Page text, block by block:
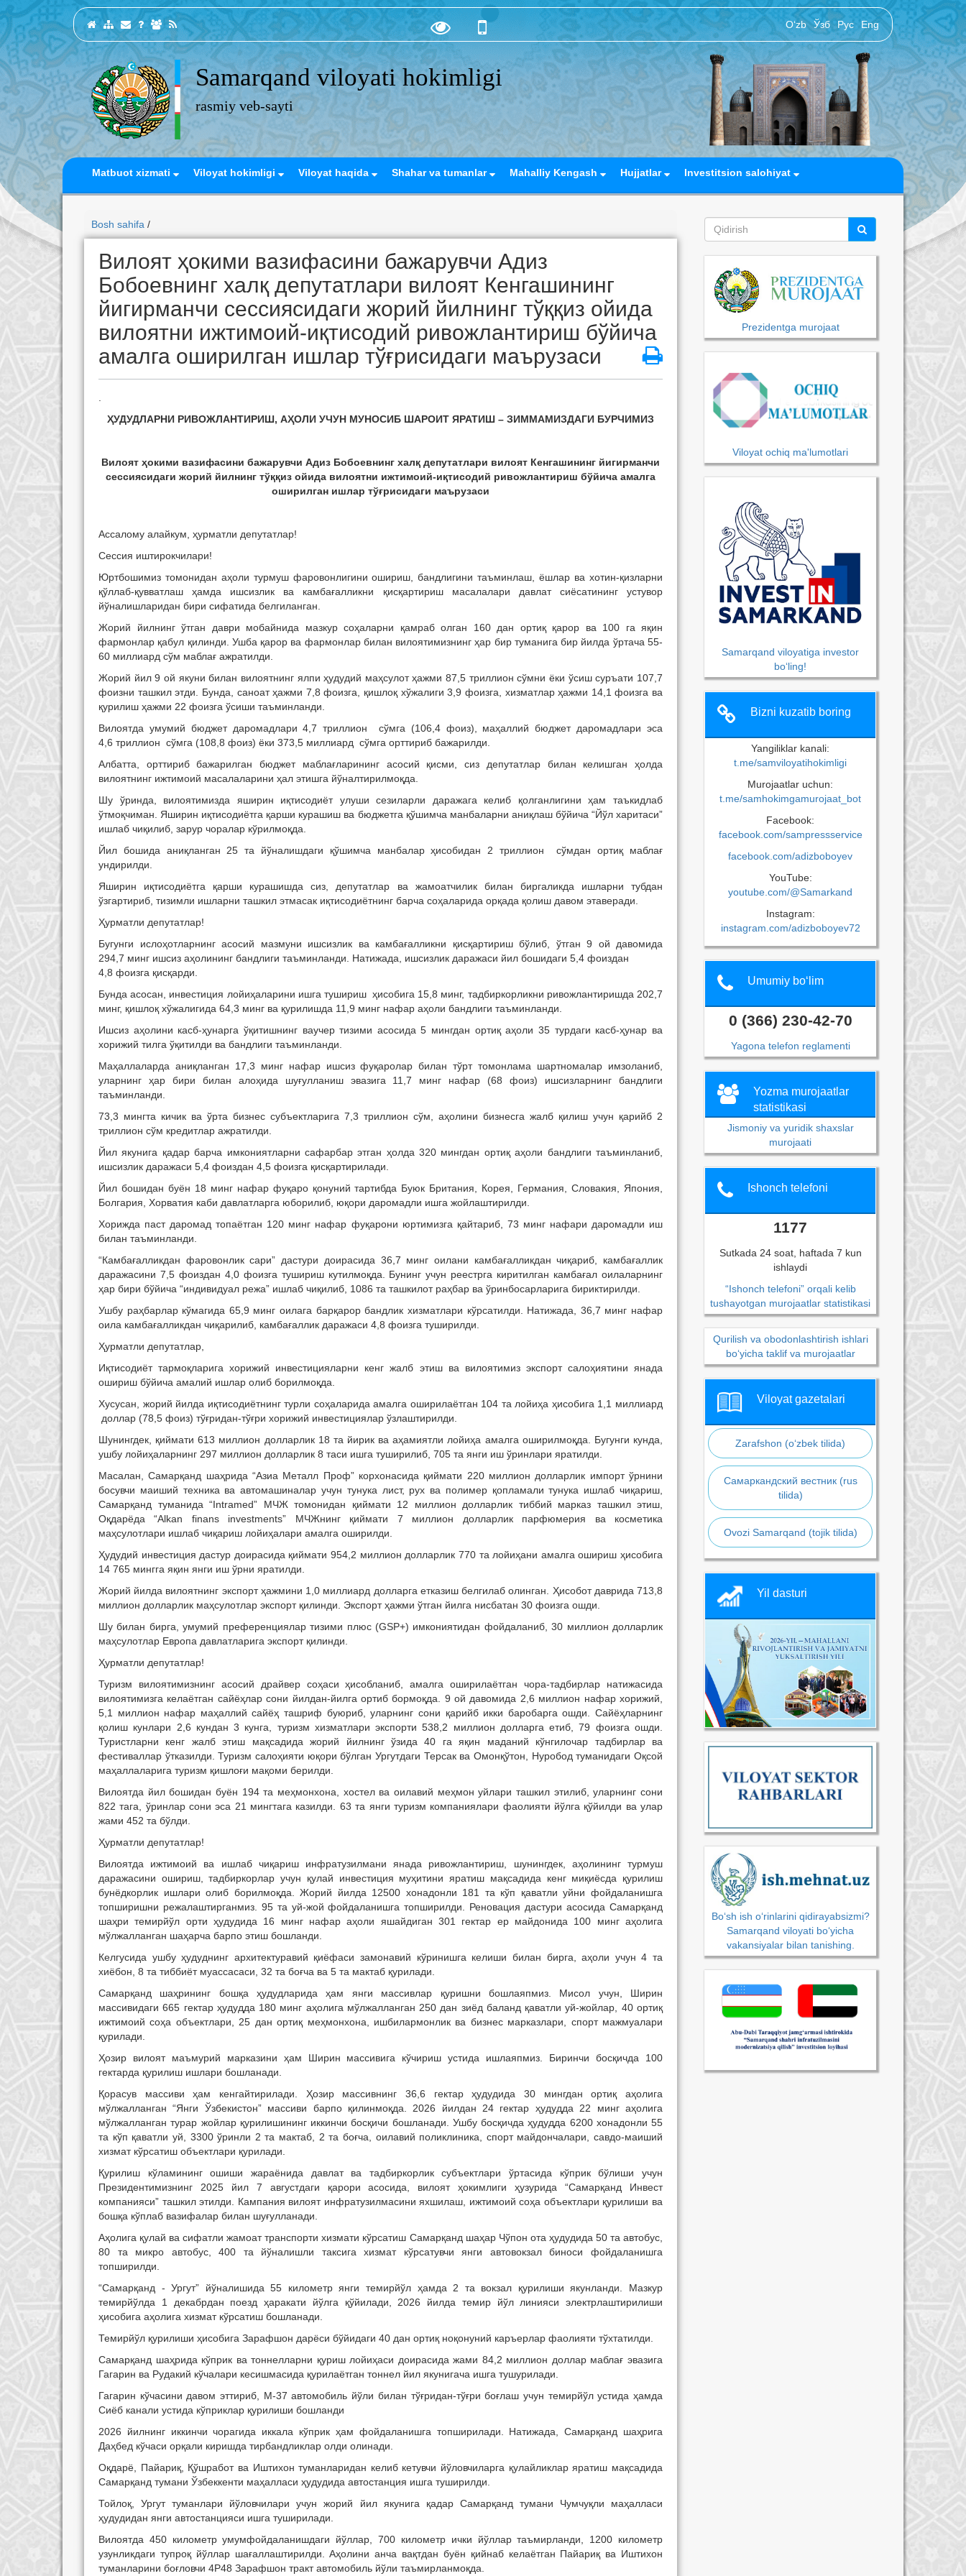
O‘zb Ўзб Рус Eng
Samarqand viloyati hokimligi
rasmiy veb-sayti
Matbuot xizmati Viloyat hokimligi Viloyat haqida Shahar va tumanlar Mahalliy Kengash Hujjatlar Investitsion salohiyat
Bosh sahifa /
Вилоят ҳокими вазифасини бажарувчи Адиз
Бобоевнинг халқ депутатлари вилоят Кенгашининг
йигирманчи сессиясидаги жорий йилнинг тўққиз ойида
вилоятни ижтимоий-иқтисодий ривожлантириш бўйича
амалга оширилган ишлар тўғрисидаги маърузаси
ҲУДУДЛАРНИ РИВОЖЛАНТИРИШ, АҲОЛИ УЧУН МУНОСИБ ШАРОИТ ЯРАТИШ – ЗИММАМИЗДАГИ БУРЧИМИЗ
Вилоят ҳокими вазифасини бажарувчи Адиз Бобоевнинг халқ депутатлари вилоят Кенгашининг йигирманчи
сессиясидаги жорий йилнинг тўққиз ойида вилоятни ижтимоий-иқтисодий ривожлантириш бўйича амалга
оширилган ишлар тўғрисидаги маърузаси
Ассалому алайкум, ҳурматли депутатлар!
Сессия иштирокчилари!
Юртбошимиз томонидан аҳоли турмуш фаровонлигини ошириш, бандлигини таъминлаш, ёшлар ва хотин-қизларни
қўллаб-қувватлаш ҳамда ишсизлик ва камбағалликни қисқартириш масалалари давлат сиёсатининг устувор
йўналишларидан бири сифатида белгиланган.
Жорий йилнинг ўтган даври мобайнида мазкур соҳаларни қамраб олган 160 дан ортиқ қарор ва 100 га яқин
фармонлар қабул қилинди. Ушба қарор ва фармонлар билан вилоятимизнинг ҳар бир туманига бир йилда ўртача 55-
60 миллиард сўм маблағ ажратилди.
Жорий йил 9 ой якуни билан вилоятнинг ялпи ҳудудий маҳсулот ҳажми 87,5 триллион сўмни ёки ўсиш суръати 107,7
фоизни ташкил этди. Бунда, саноат ҳажми 7,8 фоизга, қишлоқ хўжалиги 3,9 фоизга, хизматлар ҳажми 14,1 фоизга ва
қурилиш ҳажми 22 фоизга ўсиши таъминланди.
Вилоятда умумий бюджет даромадлари 4,7 триллион сўмга (106,4 фоиз), маҳаллий бюджет даромадлари эса
4,6 триллион сўмга (108,8 фоиз) ёки 373,5 миллиард сўмга орттириб бажарилди.
Албатта, орттириб бажарилган бюджет маблағларининг асосий қисми, сиз депутатлар билан келишган ҳолда
вилоятнинг ижтимоий масалаларини ҳал этишга йўналтирилмоқда.
Шу ўринда, вилоятимизда яширин иқтисодиёт улуши сезиларли даражага келиб қолганлигини ҳам таъкидлаб
ўтмоқчиман. Яширин иқтисодиётга қарши курашиш ва бюджетга қўшимча манбаларни аниқлаш бўйича “Йўл харитаси”
ишлаб чиқилиб, зарур чоралар кўрилмоқда.
Йил бошида аниқланган 25 та йўналишдаги қўшимча манбалар ҳисобидан 2 триллион сўмдан ортиқ маблағ
ундирилди.
Яширин иқтисодиётга қарши курашишда сиз, депутатлар ва жамоатчилик билан биргаликда ишларни тубдан
ўзгартириб, тизимли ишларни ташкил этмасак иқтисодиётнинг барча соҳаларида орқада қолиш давом этаверади.
Ҳурматли депутатлар!
Бугунги ислоҳотларнинг асосий мазмуни ишсизлик ва камбағалликни қисқартириш бўлиб, ўтган 9 ой давомида
294,7 минг ишсиз аҳолининг бандлиги таъминланди. Натижада, ишсизлик даражаси йил бошидаги 5,4 фоиздан
4,8 фоизга қисқарди.
Бунда асосан, инвестиция лойиҳаларини ишга тушириш ҳисобига 15,8 минг, тадбиркорликни ривожлантиришда 202,7
минг, қишлоқ хўжалигида 64,3 минг ва қурилишда 11,9 минг нафар аҳоли бандлиги таъминланди.
Ишсиз аҳолини касб-ҳунарга ўқитишнинг ваучер тизими асосида 5 мингдан ортиқ аҳоли 35 турдаги касб-ҳунар ва
хорижий тилга ўқитилди ва бандлиги таъминланди.
Маҳаллаларда аниқланган 17,3 минг нафар ишсиз фуқаролар билан тўрт томонлама шартномалар имзоланиб,
уларнинг ҳар бири билан алоҳида шуғулланиш эвазига 11,7 минг нафар (68 фоиз) ишсизларнинг бандлиги
таъминланди.
73,3 мингта кичик ва ўрта бизнес субъектларига 7,3 триллион сўм, аҳолини бизнесга жалб қилиш учун қарийб 2
триллион сўм кредитлар ажратилди.
Йил якунига қадар барча имкониятларни сафарбар этган ҳолда 320 мингдан ортиқ аҳоли бандлиги таъминланиб,
ишсизлик даражаси 5,4 фоиздан 4,5 фоизга қисқартирилади.
Йил бошидан буён 18 минг нафар фуқаро қонуний тартибда Буюк Британия, Корея, Германия, Словакия, Япония,
Болгария, Хорватия каби давлатларга юборилиб, юқори даромадли ишга жойлаштирилди.
Хорижда паст даромад топаётган 120 минг нафар фуқарони юртимизга қайтариб, 73 минг нафари даромадли иш
билан таъминланди.
“Камбағалликдан фаровонлик сари” дастури доирасида 36,7 минг оилани камбағалликдан чиқариб, камбағаллик
даражасини 7,5 фоиздан 4,0 фоизга тушириш кутилмоқда. Бунинг учун реестрга киритилган камбағал оилаларнинг
ҳар бири бўйича “индивидуал режа” ишлаб чиқилиб, 1086 та ташкилот раҳбар ва ўринбосарларига бириктирилди.
Ушбу раҳбарлар кўмагида 65,9 минг оилага барқарор бандлик хизматлари кўрсатилди. Натижада, 36,7 минг нафар
оила камбағалликдан чиқарилиб, камбағаллик даражаси 4,8 фоизга туширилди.
Ҳурматли депутатлар,
Иқтисодиёт тармоқларига хорижий инвестицияларни кенг жалб этиш ва вилоятимиз экспорт салоҳиятини янада
ошириш бўйича амалий ишлар олиб борилмоқда.
Хусусан, жорий йилда иқтисодиётнинг турли соҳаларида амалга оширилаётган 104 та лойиҳа ҳисобига 1,1 миллиард
доллар (78,5 фоиз) тўғридан-тўғри хорижий инвестициялар ўзлаштирилди.
Шунингдек, қиймати 613 миллион долларлик 18 та йирик ва аҳамиятли лойиҳа амалга оширилмоқда. Бугунги кунда,
ушбу лойиҳаларнинг 297 миллион долларлик 8 таси ишга туширилиб, 705 та янги иш ўринлари яратилди.
Масалан, Самарқанд шаҳрида “Азиа Металл Проф” корхонасида қиймати 220 миллион долларлик импорт ўрнини
босувчи маиший техника ва автомашиналар учун тунука лист, рух ва полимер қопламали тунука ишлаб чиқариш,
Самарқанд туманида “Intramed” МЧЖ томонидан қиймати 12 миллион долларлик тиббий марказ ташкил этиш,
Оқдарёда “Alkan finans investments” МЧЖнинг қиймати 7 миллион долларлик парфюмерия ва косметика
маҳсулотлари ишлаб чиқариш лойиҳалари амалга оширилди.
Ҳудудий инвестиция дастур доирасида қиймати 954,2 миллион долларлик 770 та лойиҳани амалга ошириш ҳисобига
14 765 мингга яқин янги иш ўрни яратилди.
Жорий йилда вилоятнинг экспорт ҳажмини 1,0 миллиард долларга етказиш белгилаб олинган. Ҳисобот даврида 713,8
миллион долларлик маҳсулотлар экспорт қилинди. Экспорт ҳажми ўтган йилга нисбатан 30 фоизга ошди.
Шу билан бирга, умумий преференциялар тизими плюс (GSP+) имкониятидан фойдаланиб, 30 миллион долларлик
маҳсулотлар Европа давлатларига экспорт қилинди.
Ҳурматли депутатлар!
Туризм вилоятимизнинг асосий драйвер соҳаси ҳисобланиб, амалга оширилаётган чора-тадбирлар натижасида
вилоятимизга келаётган сайёҳлар сони йилдан-йилга ортиб бормоқда. 9 ой давомида 2,6 миллион нафар хорижий,
5,1 миллион нафар маҳаллий сайёҳ ташриф буюриб, уларнинг сони қарийб икки баробарга ошди. Сайёҳларнинг
қолиш кунлари 2,6 кундан 3 кунга, туризм хизматлари экспорти 538,2 миллион долларга етиб, 79 фоизга ошди.
Туристларни кенг жалб этиш мақсадида жорий йилнинг ўзида 40 га яқин маданий кўнгилочар тадбирлар ва
фестиваллар ўтказилди. Туризм салоҳияти юқори бўлган Ургутдаги Терсак ва Омонқўтон, Нуробод туманидаги Оқсой
маҳаллаларига туризм қишлоғи мақоми берилди.
Вилоятда йил бошидан буён 194 та меҳмонхона, хостел ва оилавий меҳмон уйлари ташкил этилиб, уларнинг сони
822 тага, ўринлар сони эса 21 мингтага казилди. 63 та янги туризм компаниялари фаолияти йўлга қўйилди ва улар
жами 452 та бўлди.
Ҳурматли депутатлар!
Вилоятда ижтимоий ва ишлаб чиқариш инфратузилмани янада ривожлантириш, шунингдек, аҳолининг турмуш
даражасини ошириш, тадбиркорлар учун қулай инвестиция муҳитини яратиш мақсадида кенг миқиёсда қурилиш
бунёдкорлик ишлари олиб борилмоқда. Жорий йилда 12500 хонадонли 181 та кўп қаватли уйни фойдаланишга
топширишни режалаштирганмиз. 95 та уй-жой фойдаланишга топширилди. Реновация дастури асосида Самарқанд
шаҳри темирйўл орти ҳудудида 16 минг нафар аҳоли яшайдиган 301 гектар ер майдонида 100 минг аҳолига
мўлжалланган шаҳарча барпо этиш бошланди.
Келгусида ушбу ҳудуднинг архитектуравий қиёфаси замонавий кўринишга келиши билан бирга, аҳоли учун 4 та
хиёбон, 8 та тиббиёт муассасаси, 32 та боғча ва 5 та мактаб қурилади.
Самарқанд шаҳрининг бошқа ҳудудларида ҳам янги массивлар қуришни бошлаяпмиз. Мисол учун, Ширин
массивидаги 665 гектар ҳудудда 180 минг аҳолига мўлжалланган 250 дан зиёд баланд қаватли уй-жойлар, 40 ортиқ
ижтимоий соҳа объектлари, 25 дан ортиқ меҳмонхона, ишбилармонлик ва бизнес марказлари, спорт мажмуалари
қурилади.
Ҳозир вилоят маъмурий марказини ҳам Ширин массивига кўчириш устида ишлаяпмиз. Биринчи босқичда 100
гектарда қурилиш ишлари бошланади.
Қорасув массиви ҳам кенгайтирилади. Ҳозир массивнинг 36,6 гектар ҳудудида 30 мингдан ортиқ аҳолига
мўлжалланган “Янги Ўзбекистон” массиви барпо қилинмоқда. 2026 йилдан 24 гектар ҳудудда 22 минг аҳолига
мўлжалланган турар жойлар қурилишининг иккинчи босқичи бошланади. Ушбу босқичда ҳудудда 6200 хонадонли 55
та кўп қаватли уй, 3300 ўринли 2 та мактаб, 2 та боғча, оилавий поликлиника, спорт майдончалари, савдо-маиший
хизмат кўрсатиш объектлари қурилади.
Қурилиш кўламининг ошиши жараёнида давлат ва тадбиркорлик субъектлари ўртасида кўприк бўлиши учун
Президентимизнинг 2025 йил 7 августдаги қарори асосида, вилоят ҳокимлиги ҳузурида “Самарқанд Инвест
компанияси” ташкил этилди. Кампания вилоят инфратузилмасини яхшилаш, ижтимоий соҳа объектлари қурилиши ва
бошқа кўплаб вазифалар билан шуғулланади.
Аҳолига қулай ва сифатли жамоат транспорти хизмати кўрсатиш Самарқанд шаҳар Чўпон ота ҳудудида 50 та автобус,
80 та микро автобус, 400 та йўналишли таксига хизмат кўрсатувчи янги автовокзал биноси фойдаланишга
топширилди.
“Самарқанд - Ургут” йўналишида 55 километр янги темирйўл ҳамда 2 та вокзал қурилиши якунланди. Мазкур
темирйўлда 1 декабрдан поезд ҳаракати йўлга қўйилади, 2026 йилда темир йўл линияси электрлаштирилиши
ҳисобига аҳолига хизмат кўрсатиш бошланади.
Темирйўл қурилиши ҳисобига Зарафшон дарёси бўйидаги 40 дан ортиқ ноқонуний каръерлар фаолияти тўхтатилди.
Самарқанд шаҳрида кўприк ва тоннелларни қуриш лойиҳаси доирасида жами 84,2 миллион доллар маблағ эвазига
Гагарин ва Рудакий кўчалари кесишмасида қурилаётган тоннел йил якунигача ишга тушурилади.
Гагарин кўчасини давом эттириб, М-37 автомобиль йўли билан тўғридан-тўғри боғлаш учун темирйўл устида ҳамда
Сиёб канали устида кўприклар қурилиши бошланди
2026 йилнинг иккинчи чорагида иккала кўприк ҳам фойдаланишга топширилади. Натижада, Самарқанд шаҳрига
Даҳбед кўчаси орқали киришда тирбандликлар олди олинади.
Оқдарё, Пайариқ, Қўшработ ва Иштихон туманларидан келиб кетувчи йўловчиларга қулайликлар яратиш мақсадида
Самарқанд тумани Ўзбеккенти маҳалласи ҳудудида автостанция ишга туширилди.
Тойлоқ, Ургут туманлари йўловчилари учун жорий йил якунига қадар Самарқанд тумани Чумчуқли маҳалласи
ҳудудидан янги автостанцияси ишга туширилади.
Вилоятда 450 километр умумфойдаланишдаги йўллар, 700 километр ички йўллар таъмирланди, 1200 километр
узунликдаги тупроқ йўллар шағаллаштирилди. Аҳолини анча вақтдан буён қийнаб келаётган Пайариқ ва Иштихон
туманларини боғловчи 4Р48 Зарафшон тракт автомобиль йўли таъмирланмоқда.
Prezidentga murojaat
Viloyat ochiq ma'lumotlari
Samarqand viloyatiga investor
bo‘ling!
Bizni kuzatib boring
Yangiliklar kanali:
t.me/samviloyatihokimligi
Murojaatlar uchun:
t.me/samhokimgamurojaat_bot
Facebook:
facebook.com/sampressservice
facebook.com/adizboboyev
YouTube:
youtube.com/@Samarkand
Instagram:
instagram.com/adizboboyev72
Umumiy bo‘lim
0 (366) 230-42-70
Yagona telefon reglamenti
Yozma murojaatlar
statistikasi
Jismoniy va yuridik shaxslar
murojaati
Ishonch telefoni
1177
Sutkada 24 soat, haftada 7 kun
ishlaydi
“Ishonch telefoni” orqali kelib
tushayotgan murojaatlar statistikasi
Qurilish va obodonlashtirish ishlari
bo‘yicha taklif va murojaatlar
Viloyat gazetalari
Zarafshon (o‘zbek tilida)
Самаркандский вестник (rus
tilida)
Ovozi Samarqand (tojik tilida)
Yil dasturi
Bo‘sh ish o‘rinlarini qidirayabsizmi?
Samarqand viloyati bo‘yicha
vakansiyalar bilan tanishing.